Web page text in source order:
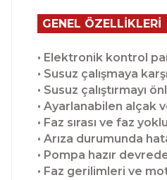
GENEL ÖZELLİKLERİ
• Elektronik kontrol
• Susuz çalışmaya
• Susuz çalıştırmayı
• Ayarlanabilen alçak
• Faz sırası ve faz
• Arıza durumunda
• Pompa hazır
• Faz gerilimleri ve